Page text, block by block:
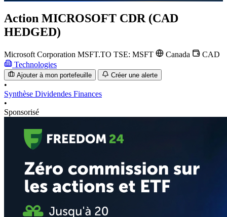
Action MICROSOFT CDR (CAD
HEDGED)
Microsoft Corporation MSFT.TO TSE: MSFT Canada
CAD
Technologies
Ajouter à mon portefeuille Créer une alerte
•
Synthèse Dividendes Finances
•
Sponsorisé